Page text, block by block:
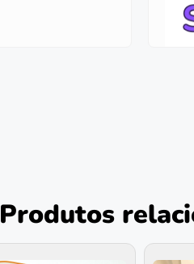
Produtos